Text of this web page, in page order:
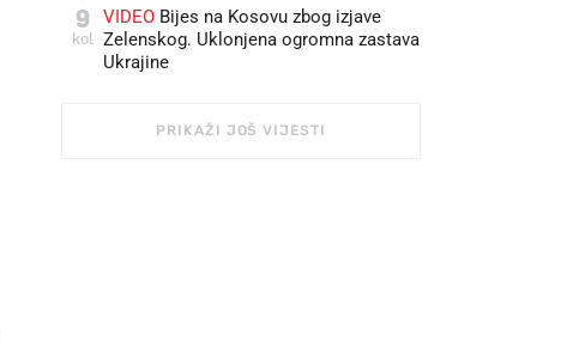
9
kol
VIDEO Bijes na Kosovu zbog izjave
Zelenskog. Uklonjena ogromna zastava
Ukrajine
PRIKAŽI JOŠ VIJESTI